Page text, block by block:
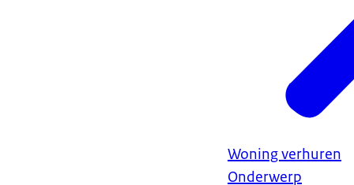
Woning verhuren
Onderwerp